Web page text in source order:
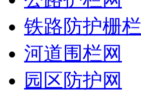
铁路防护栅栏
河道围栏网
园区防护网